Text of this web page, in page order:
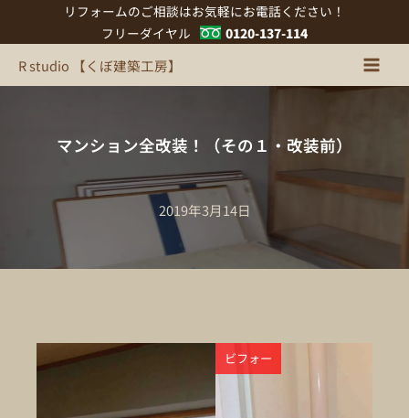
リフォームのご相談はお気軽にお電話ください！
フリーダイヤル
0120-137-114
R studio 【くぼ建築工房】
マンション全改装！（その１・改装前）
2019年3月14日